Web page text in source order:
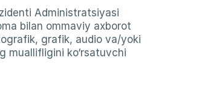
Administratsiyasi
bilan ommaviy axborot
grafik, audio va/yoki
muallifligini ko‘rsatuvchi